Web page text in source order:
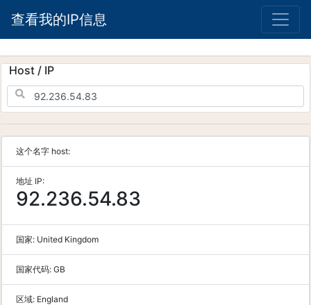
查看我的IP信息
Host / IP
这个名字 host:
地址 IP:
92.236.54.83
国家: United Kingdom
国家代码: GB
区域: England